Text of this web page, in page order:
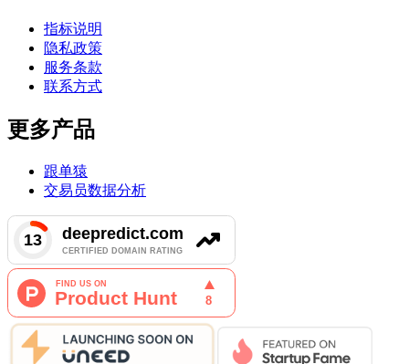
指标说明
隐私政策
服务条款
联系方式
更多产品
跟单猿
交易员数据分析